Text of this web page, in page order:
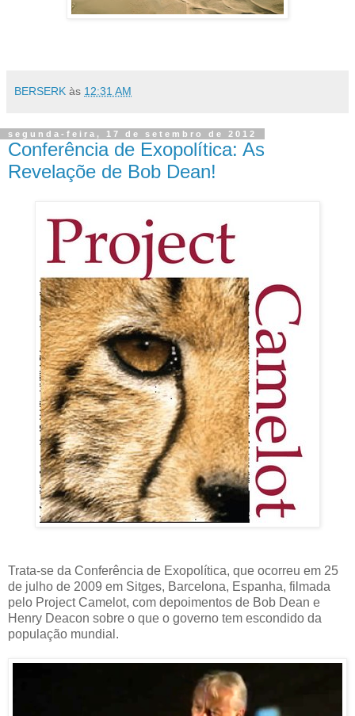
BERSERK às 12:31 AM
segunda-feira, 17 de setembro de 2012
Conferência de Exopolítica: As
Revelaçõe de Bob Dean!
Trata-se da Conferência de Exopolítica, que ocorreu em 25
de julho de 2009 em Sitges, Barcelona, Espanha, filmada
pelo Project Camelot, com depoimentos de Bob Dean e
Henry Deacon sobre o que o governo tem escondido da
população mundial.